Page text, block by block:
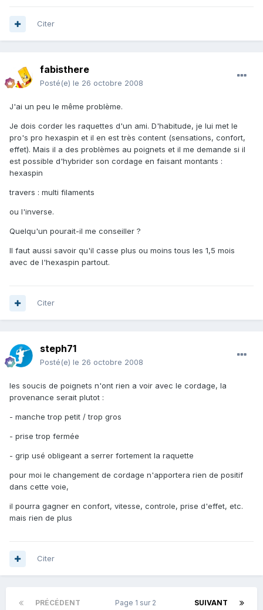
Citer
fabisthere
Posté(e) le 26 octobre 2008
J'ai un peu le même problème.
Je dois corder les raquettes d'un ami. D'habitude, je lui met le
pro's pro hexaspin et il en est très content (sensations, confort,
effet). Mais il a des problèmes au poignets et il me demande si il
est possible d'hybrider son cordage en faisant montants :
hexaspin
travers : multi filaments
ou l'inverse.
Quelqu'un pourait-il me conseiller ?
Il faut aussi savoir qu'il casse plus ou moins tous les 1,5 mois
avec de l'hexaspin partout.
Citer
steph71
Posté(e) le 26 octobre 2008
les soucis de poignets n'ont rien a voir avec le cordage, la
provenance serait plutot :
- manche trop petit / trop gros
- prise trop fermée
- grip usé obligeant a serrer fortement la raquette
pour moi le changement de cordage n'apportera rien de positif
dans cette voie,
il pourra gagner en confort, vitesse, controle, prise d'effet, etc.
mais rien de plus
Citer
PRÉCÉDENT SUIVANT
Page 1 sur 2